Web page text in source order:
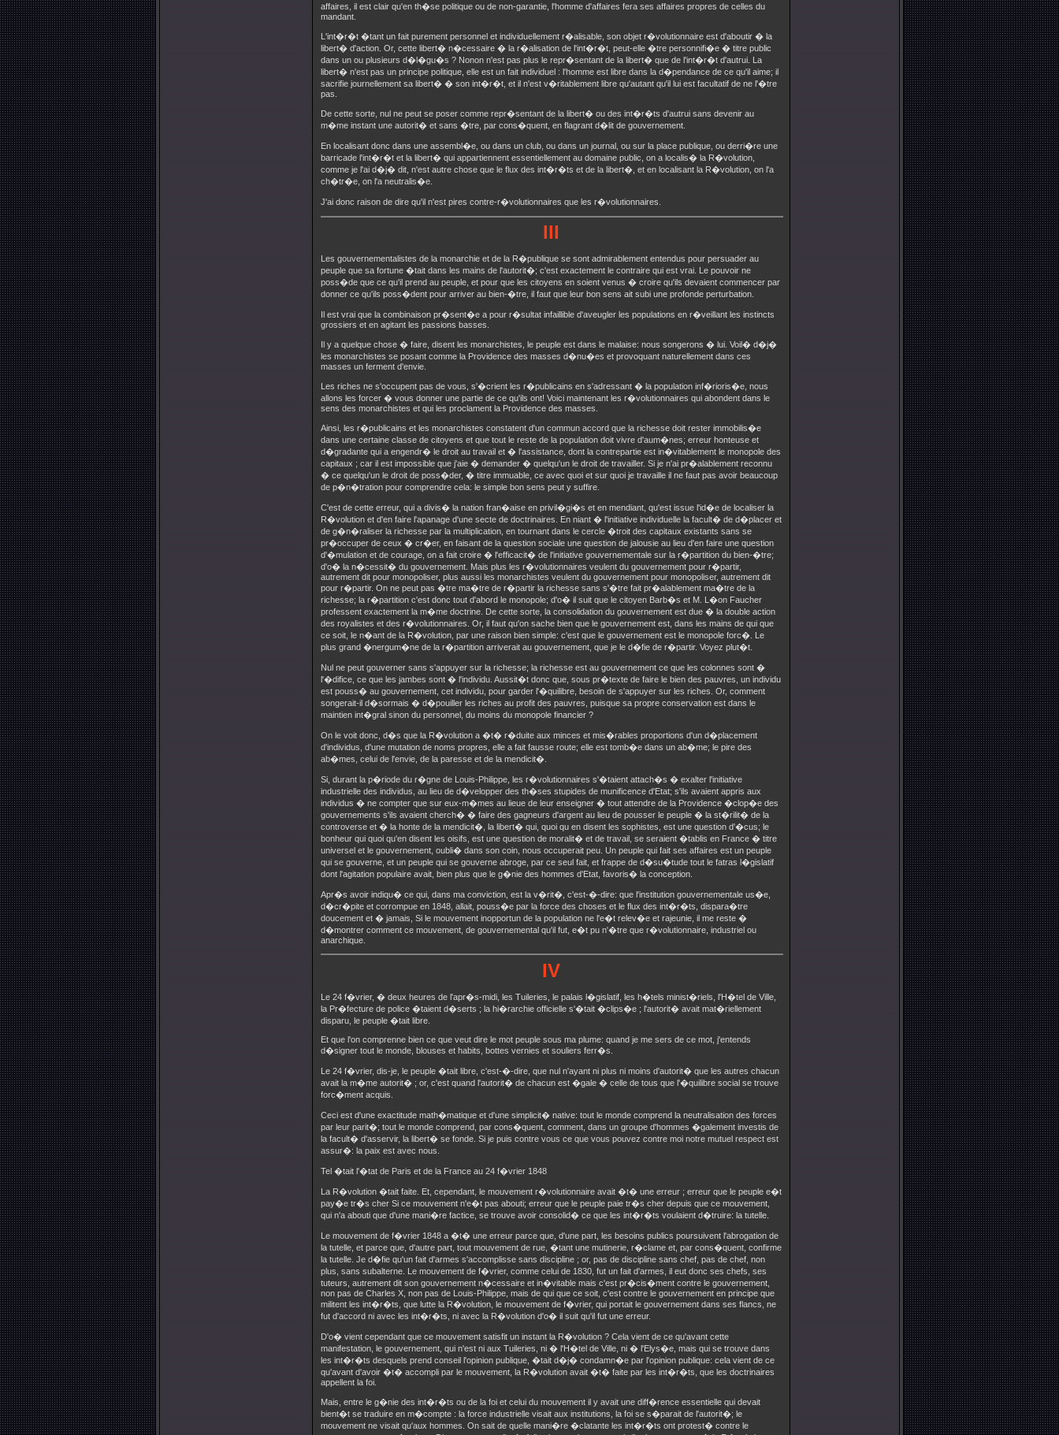
affaires, il est clair qu'en th�se politique ou de non-garantie, l'homme d'affaires fera ses affaires propres de celles du
mandant.
L'int�r�t �tant un fait purement personnel et individuellement r�alisable, son objet r�volutionnaire est d'aboutir � la
libert� d'action. Or, cette libert� n�cessaire � la r�alisation de l'int�r�t, peut-elle �tre personnifi�e � titre public
dans un ou plusieurs d�l�gu�s ? Nonon n'est pas plus le repr�sentant de la libert� que de l'int�r�t d'autrui. La
libert� n'est pas un principe politique, elle est un fait individuel : l'homme est libre dans la d�pendance de ce qu'il aime; il
sacrifie journellement sa libert� � son int�r�t, et il n'est v�ritablement libre qu'autant qu'il lui est facultatif de ne l'�tre
pas.
De cette sorte, nul ne peut se poser comme repr�sentant de la libert� ou des int�r�ts d'autrui sans devenir au
m�me instant une autorit� et sans �tre, par cons�quent, en flagrant d�lit de gouvernement.
En localisant donc dans une assembl�e, ou dans un club, ou dans un journal, ou sur la place publique, ou derri�re une
barricade l'int�r�t et la libert� qui appartiennent essentiellement au domaine public, on a localis� la R�volution,
comme je l'ai d�j� dit, n'est autre chose que le flux des int�r�ts et de la libert�, et en localisant la R�volution, on l'a
ch�tr�e, on l'a neutralis�e.
J'ai donc raison de dire qu'il n'est pires contre-r�volutionnaires que les r�volutionnaires.
III
Les gouvernementalistes de la monarchie et de la R�publique se sont admirablement entendus pour persuader au
peuple que sa fortune �tait dans les mains de l'autorit�; c'est exactement le contraire qui est vrai. Le pouvoir ne
poss�de que ce qu'il prend au peuple, et pour que les citoyens en soient venus � croire qu'ils devaient commencer par
donner ce qu'ils poss�dent pour arriver au bien-�tre, il faut que leur bon sens ait subi une profonde perturbation.
Il est vrai que la combinaison pr�sent�e a pour r�sultat infaillible d'aveugler les populations en r�veillant les instincts
grossiers et en agitant les passions basses.
Il y a quelque chose � faire, disent les monarchistes, le peuple est dans le malaise: nous songerons � lui. Voil� d�j�
les monarchistes se posant comme la Providence des masses d�nu�es et provoquant naturellement dans ces
masses un ferment d'envie.
Les riches ne s'occupent pas de vous, s'�crient les r�publicains en s'adressant � la population inf�rioris�e, nous
allons les forcer � vous donner une partie de ce qu'ils ont! Voici maintenant les r�volutionnaires qui abondent dans le
sens des monarchistes et qui les proclament la Providence des masses.
Ainsi, les r�publicains et les monarchistes constatent d'un commun accord que la richesse doit rester immobilis�e
dans une certaine classe de citoyens et que tout le reste de la population doit vivre d'aum�nes; erreur honteuse et
d�gradante qui a engendr� le droit au travail et � l'assistance, dont la contrepartie est in�vitablement le monopole des
capitaux ; car il est impossible que j'aie � demander � quelqu'un le droit de travailler. Si je n'ai pr�alablement reconnu
� ce quelqu'un le droit de poss�der, � titre immuable, ce avec quoi et sur quoi je travaille il ne faut pas avoir beaucoup
de p�n�tration pour comprendre cela: le simple bon sens peut y suffire.
C'est de cette erreur, qui a divis� la nation fran�aise en privil�gi�s et en mendiant, qu'est issue l'id�e de localiser la
R�volution et d'en faire l'apanage d'une secte de doctrinaires. En niant � l'initiative individuelle la facult� de d�placer et
de g�n�raliser la richesse par la multiplication, en tournant dans le cercle �troit des capitaux existants sans se
pr�occuper de ceux � cr�er, en faisant de la question sociale une question de jalousie au lieu d'en faire une question
d'�mulation et de courage, on a fait croire � l'efficacit� de l'initiative gouvernementale sur la r�partition du bien-�tre;
d'o� la n�cessit� du gouvernement. Mais plus les r�volutionnaires veulent du gouvernement pour r�partir,
autrement dit pour monopoliser, plus aussi les monarchistes veulent du gouvernement pour monopoliser, autrement dit
pour r�partir. On ne peut pas �tre ma�tre de r�partir la richesse sans s'�tre fait pr�alablement ma�tre de la
richesse; la r�partition c'est donc tout d'abord le monopole; d'o� il suit que le citoyen Barb�s et M. L�on Faucher
professent exactement la m�me doctrine. De cette sorte, la consolidation du gouvernement est due � la double action
des royalistes et des r�volutionnaires. Or, il faut qu'on sache bien que le gouvernement est, dans les mains de qui que
ce soit, le n�ant de la R�volution, par une raison bien simple: c'est que le gouvernement est le monopole forc�. Le
plus grand �nergum�ne de la r�partition arriverait au gouvernement, que je le d�fie de r�partir. Voyez plut�t.
Nul ne peut gouverner sans s'appuyer sur la richesse; la richesse est au gouvernement ce que les colonnes sont �
l'�difice, ce que les jambes sont � l'individu. Aussit�t donc que, sous pr�texte de faire le bien des pauvres, un individu
est pouss� au gouvernement, cet individu, pour garder l'�quilibre, besoin de s'appuyer sur les riches. Or, comment
songerait-il d�sormais � d�pouiller les riches au profit des pauvres, puisque sa propre conservation est dans le
maintien int�gral sinon du personnel, du moins du monopole financier ?
On le voit donc, d�s que la R�volution a �t� r�duite aux minces et mis�rables proportions d'un d�placement
d'individus, d'une mutation de noms propres, elle a fait fausse route; elle est tomb�e dans un ab�me; le pire des
ab�mes, celui de l'envie, de la paresse et de la mendicit�.
Si, durant la p�riode du r�gne de Louis-Philippe, les r�volutionnaires s'�taient attach�s � exalter l'initiative
industrielle des individus, au lieu de d�velopper des th�ses stupides de munificence d'Etat; s'ils avaient appris aux
individus � ne compter que sur eux-m�mes au lieue de leur enseigner � tout attendre de la Providence �clop�e des
gouvernements s'ils avaient cherch� � faire des gagneurs d'argent au lieu de pousser le peuple � la st�rilit� de la
controverse et � la honte de la mendicit�, la libert� qui, quoi qu en disent les sophistes, est une question d'�cus; le
bonheur qui quoi qu'en disent les oisifs, est une question de moralit� et de travail, se seraient �tablis en France � titre
universel et le gouvernement, oubli� dans son coin, nous occuperait peu. Un peuple qui fait ses affaires est un peuple
qui se gouverne, et un peuple qui se gouverne abroge, par ce seul fait, et frappe de d�su�tude tout le fatras l�gislatif
dont l'agitation populaire avait, bien plus que le g�nie des hommes d'Etat, favoris� la conception.
Apr�s avoir indiqu� ce qui, dans ma conviction, est la v�rit�, c'est-�-dire: que l'institution gouvernementale us�e,
d�cr�pite et corrompue en 1848, allait, pouss�e par la force des choses et le flux des int�r�ts, dispara�tre
doucement et � jamais, Si le mouvement inopportun de la population ne l'e�t relev�e et rajeunie, il me reste �
d�montrer comment ce mouvement, de gouvernemental qu'il fut, e�t pu n'�tre que r�volutionnaire, industriel ou
anarchique.
IV
Le 24 f�vrier, � deux heures de l'apr�s-midi, les Tuileries, le palais l�gislatif, les h�tels minist�riels, l'H�tel de Ville,
la Pr�fecture de police �taient d�serts ; la hi�rarchie officielle s'�tait �clips�e ; l'autorit� avait mat�riellement
disparu, le peuple �tait libre.
Et que l'on comprenne bien ce que veut dire le mot peuple sous ma plume: quand je me sers de ce mot, j'entends
d�signer tout le monde, blouses et habits, bottes vernies et souliers ferr�s.
Le 24 f�vrier, dis-je, le peuple �tait libre, c'est-�-dire, que nul n'ayant ni plus ni moins d'autorit� que les autres chacun
avait la m�me autorit� ; or, c'est quand l'autorit� de chacun est �gale � celle de tous que l'�quilibre social se trouve
forc�ment acquis.
Ceci est d'une exactitude math�matique et d'une simplicit� native: tout le monde comprend la neutralisation des forces
par leur parit�; tout le monde comprend, par cons�quent, comment, dans un groupe d'hommes �galement investis de
la facult� d'asservir, la libert� se fonde. Si je puis contre vous ce que vous pouvez contre moi notre mutuel respect est
assur�: la paix est avec nous.
Tel �tait l'�tat de Paris et de la France au 24 f�vrier 1848
La R�volution �tait faite. Et, cependant, le mouvement r�volutionnaire avait �t� une erreur ; erreur que le peuple e�t
pay�e tr�s cher Si ce mouvement n'e�t pas abouti; erreur que le peuple paie tr�s cher depuis que ce mouvement,
qui n'a abouti que d'une mani�re factice, se trouve avoir consolid� ce que les int�r�ts voulaient d�truire: la tutelle.
Le mouvement de f�vrier 1848 a �t� une erreur parce que, d'une part, les besoins publics poursuivent l'abrogation de
la tutelle, et parce que, d'autre part, tout mouvement de rue, �tant une mutinerie, r�clame et, par cons�quent, confirme
la tutelle. Je d�fie qu'un fait d'armes s'accomplisse sans discipline ; or, pas de discipline sans chef, pas de chef, non
plus, sans subalterne. Le mouvement de f�vrier, comme celui de 1830, fut un fait d'armes, il eut donc ses chefs, ses
tuteurs, autrement dit son gouvernement n�cessaire et in�vitable mais c'est pr�cis�ment contre le gouvernement,
non pas de Charles X, non pas de Louis-Philippe, mais de qui que ce soit, c'est contre le gouvernement en principe que
militent les int�r�ts, que lutte la R�volution, le mouvement de f�vrier, qui portait le gouvernement dans ses flancs, ne
fut d'accord ni avec les int�r�ts, ni avec la R�volution d'o� il suit qu'il fut une erreur.
D'o� vient cependant que ce mouvement satisfit un instant la R�volution ? Cela vient de ce qu'avant cette
manifestation, le gouvernement, qui n'est ni aux Tuileries, ni � l'H�tel de Ville, ni � l'Elys�e, mais qui se trouve dans
les int�r�ts desquels prend conseil l'opinion publique, �tait d�j� condamn�e par l'opinion publique: cela vient de ce
qu'avant d'avoir �t� accompli par le mouvement, la R�volution avait �t� faite par les int�r�ts, que les doctrinaires
appellent la foi.
Mais, entre le g�nie des int�r�ts ou de la foi et celui du mouvement il y avait une diff�rence essentielle qui devait
bient�t se traduire en m�compte : la force industrielle visait aux institutions, la foi se s�parait de l'autorit�; le
mouvement ne visait qu'aux hommes. On sait de quelle mani�re �clatante les int�r�ts ont protest� contre le